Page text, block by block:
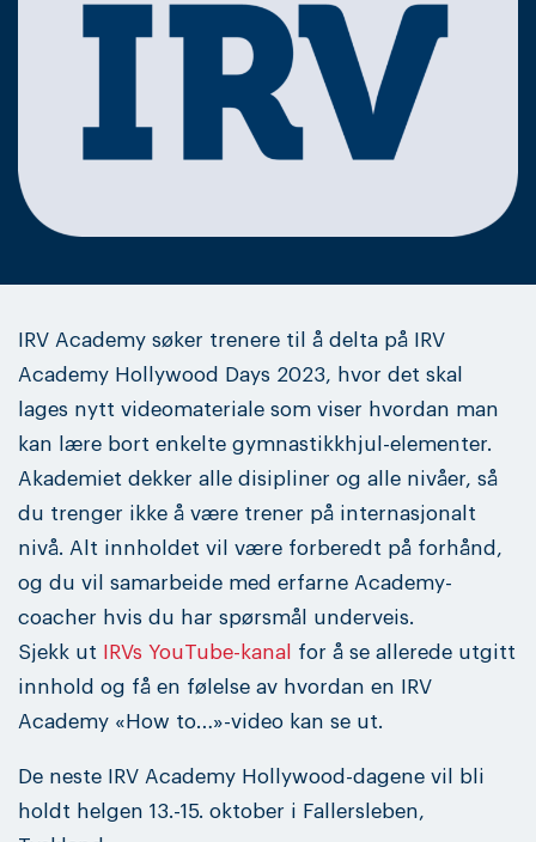
IRV Academy søker trenere til å delta på IRV
Academy Hollywood Days 2023, hvor det skal
lages nytt videomateriale som viser hvordan man
kan lære bort enkelte gymnastikkhjul-elementer.
Akademiet dekker alle disipliner og alle nivåer, så
du trenger ikke å være trener på internasjonalt
nivå. Alt innholdet vil være forberedt på forhånd,
og du vil samarbeide med erfarne Academy-
coacher hvis du har spørsmål underveis.
Sjekk ut
IRVs YouTube-kanal
for å se allerede utgitt
innhold og få en følelse av hvordan en IRV
Academy «How to…»-video kan se ut.
De neste IRV Academy Hollywood-dagene vil bli
holdt helgen 13.-15. oktober i Fallersleben,